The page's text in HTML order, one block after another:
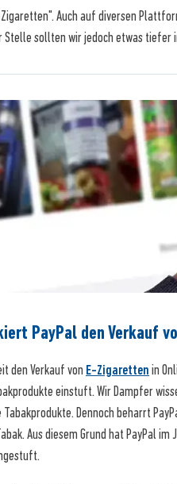
Auch auf diversen
sollten wir jedoch etwas tiefer
PayPal den Verkauf
den Verkauf von E-Zigaretten in
einstuft. Wir Dampfer
Dennoch beharrt
Aus diesem Grund hat PayPal